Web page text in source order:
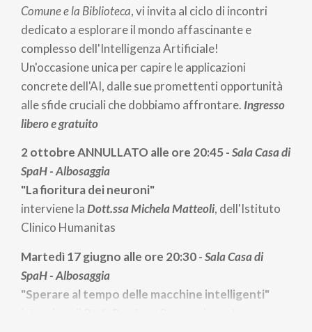
Comune e la Biblioteca, vi invita al ciclo di incontri
dedicato a esplorare il mondo affascinante e
complesso dell'Intelligenza Artificiale!
Un'occasione unica per capire le applicazioni
concrete dell'AI, dalle sue promettenti opportunità
alle sfide cruciali che dobbiamo affrontare. Ingresso
libero e gratuito
2 ottobre ANNULLATO alle ore 20:45 -Sala Casa di
SpaH - Albosaggia
"La fioritura dei neuroni"
interviene laDott.ssaMichela Matteoli, dell'Istituto
Clinico Humanitas
Martedì 17 giugno alle ore 20:30 -Sala Casa di
SpaH - Albosaggia
"Sperare al tempo delle macchine intelligenti"